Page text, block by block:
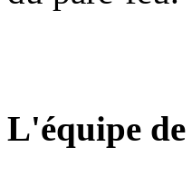
L'équipe